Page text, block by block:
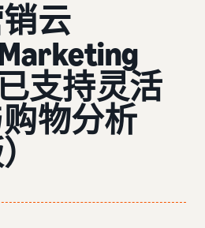
云
支持灵活
物分析